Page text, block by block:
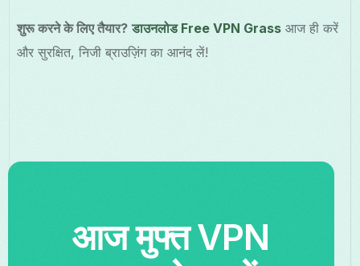
शुरू करने के लिए तैयार? डाउनलोड Free VPN Grass आज ही करें
और सुरक्षित, निजी ब्राउज़िंग का आनंद लें!
आज मुफ्त VPN